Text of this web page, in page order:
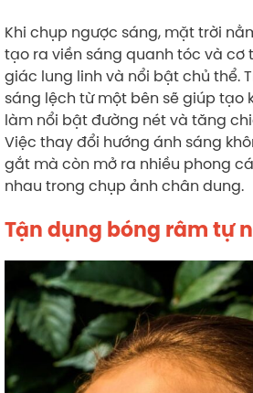
Khi chụp ngược sáng, mặt trời
tạo ra viền sáng quanh tóc và cơ
giác lung linh và nổi bật chủ thể.
sáng lệch từ một bên sẽ giúp tạo
làm nổi bật đường nét và tăng
Việc thay đổi hướng ánh sáng
gắt mà còn mở ra nhiều phong
nhau trong chụp ảnh chân dung.
Tận dụng bóng râm tự